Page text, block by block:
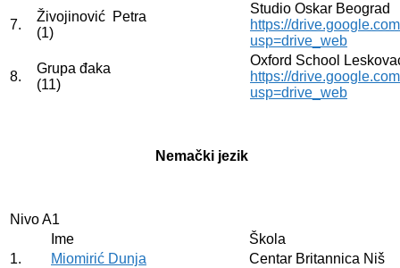
7.
Živojinović Petra
(1)
Studio Oskar Beograd
https://
usp=drive_web
8.
Grupa đaka
(11)
Oxford School
https://
usp=drive_web
Nemački jezik
Nivo A1
Ime
Škola
1.
Miomirić Dunja
Centar Britannica Niš